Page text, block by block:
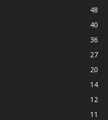
48
40
36
27
20
14
12
11